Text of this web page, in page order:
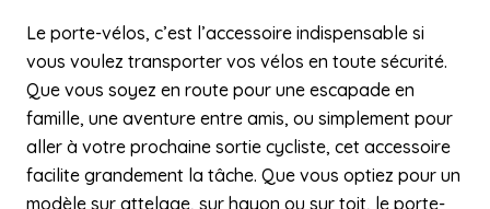
Le porte-vélos, c’est l’accessoire indispensable si
vous voulez transporter vos vélos en toute sécurité.
Que vous soyez en route pour une escapade en
famille, une aventure entre amis, ou simplement pour
aller à votre prochaine sortie cycliste, cet accessoire
facilite grandement la tâche. Que vous optiez pour un
modèle sur attelage, sur hayon ou sur toit, le porte-